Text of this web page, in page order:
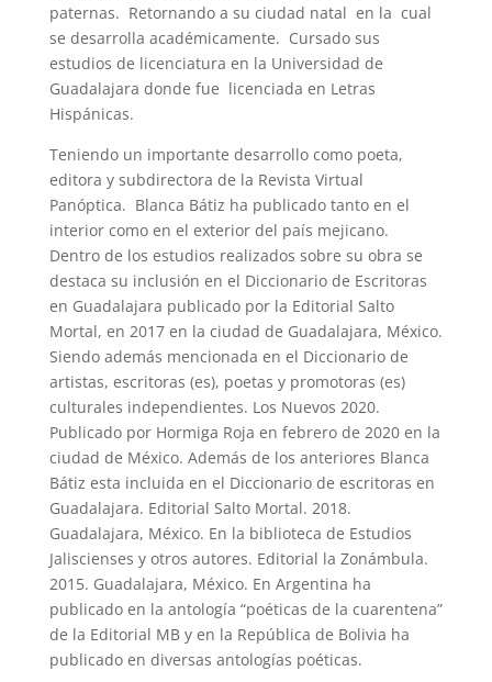
paternas. Retornando a su ciudad natal en la cual
se desarrolla académicamente. Cursado sus
estudios de licenciatura en la Universidad de
Guadalajara donde fue licenciada en Letras
Hispánicas.
Teniendo un importante desarrollo como poeta,
editora y subdirectora de la Revista Virtual
Panóptica. Blanca Bátiz ha publicado tanto en el
interior como en el exterior del país mejicano.
Dentro de los estudios realizados sobre su obra se
destaca su inclusión en el Diccionario de Escritoras
en Guadalajara publicado por la Editorial Salto
Mortal, en 2017 en la ciudad de Guadalajara, México.
Siendo además mencionada en el Diccionario de
artistas, escritoras (es), poetas y promotoras (es)
culturales independientes. Los Nuevos 2020.
Publicado por Hormiga Roja en febrero de 2020 en la
ciudad de México. Además de los anteriores Blanca
Bátiz esta incluida en el Diccionario de escritoras en
Guadalajara. Editorial Salto Mortal. 2018.
Guadalajara, México. En la biblioteca de Estudios
Jaliscienses y otros autores. Editorial la Zonámbula.
2015. Guadalajara, México. En Argentina ha
publicado en la antología “poéticas de la cuarentena”
de la Editorial MB y en la República de Bolivia ha
publicado en diversas antologías poéticas.